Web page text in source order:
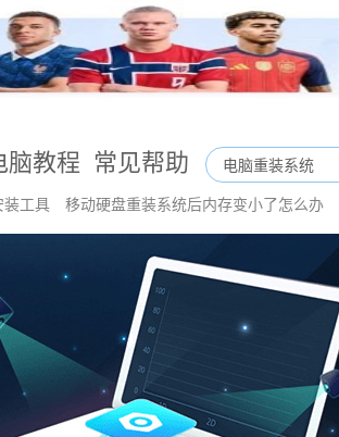
脑教程 常见帮助
装工具 移动硬盘重装系统后内存变小了怎么办